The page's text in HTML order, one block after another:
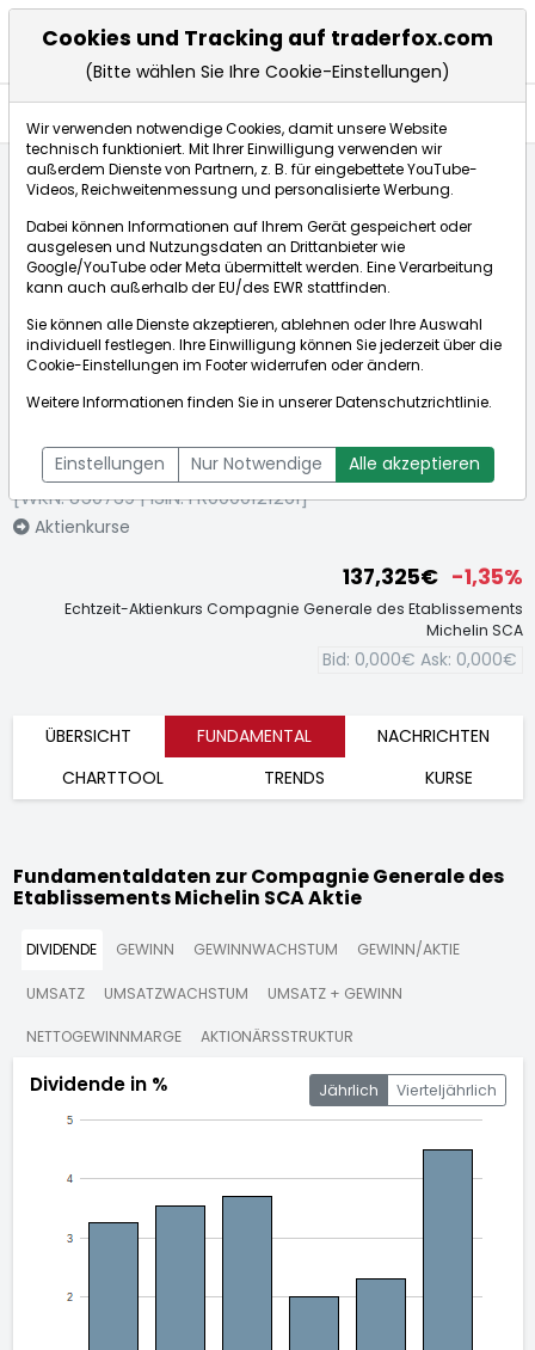
Compagnie Generale des Etablissements Michelin SCA
Fundamentaldaten
Börse:
Michelin SCA
[WKN: 850739 | ISIN: FR0000121261]
Aktienkurse
137,325€ -1,35%
Echtzeit-Aktienkurs Compagnie Generale des Etablissements
Michelin SCA
Bid: 0,000€ Ask: 0,000€
ÜBERSICHT FUNDAMENTAL
NACHRICHTEN
CHARTTOOL
TRENDS KURSE
Fundamentaldaten zur Compagnie Generale des
Etablissements Michelin SCA Aktie
DIVIDENDE GEWINN GEWINNWACHSTUM GEWINN/AKTIE
UMSATZ UMSATZWACHSTUM UMSATZ + GEWINN
NETTOGEWINNMARGE AKTIONÄRSSTRUKTUR
Dividende in % Jährlich Vierteljährlich
Cookies und Tracking auf traderfox.com
(Bitte wählen Sie Ihre Cookie-Einstellungen)
Wir verwenden notwendige Cookies, damit unsere Website
technisch funktioniert. Mit Ihrer Einwilligung verwenden wir
außerdem Dienste von Partnern, z. B. für eingebettete YouTube-
Videos, Reichweitenmessung und personalisierte Werbung.
Dabei können Informationen auf Ihrem Gerät gespeichert oder
ausgelesen und Nutzungsdaten an Drittanbieter wie
Google/YouTube oder Meta übermittelt werden. Eine Verarbeitung
kann auch außerhalb der EU/des EWR stattfinden.
Sie können alle Dienste akzeptieren, ablehnen oder Ihre Auswahl
individuell festlegen. Ihre Einwilligung können Sie jederzeit über die
Cookie-Einstellungen im Footer widerrufen oder ändern.
Weitere Informationen finden Sie in unsererDatenschutzrichtlinie.
Einstellungen Nur Notwendige Alle akzeptieren